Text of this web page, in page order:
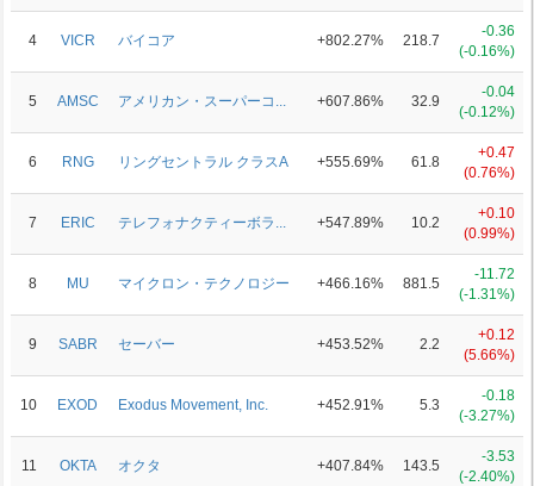
4 VICR バイコア +802.27% 218.7
-0.36
(-0.16%)
5 AMSC アメリカン・スーパーコ... +607.86% 32.9
-0.04
(-0.12%)
6 RNG リングセントラル クラスA +555.69% 61.8
+0.47
(0.76%)
7 ERIC テレフォナクティーボラ... +547.89% 10.2
+0.10
(0.99%)
8 MU マイクロン・テクノロジー +466.16% 881.5
-11.72
(-1.31%)
9 SABR セーバー +453.52% 2.2
+0.12
(5.66%)
10 EXOD Exodus Movement, Inc. +452.91% 5.3
-0.18
(-3.27%)
11 OKTA オクタ +407.84% 143.5
-3.53
(-2.40%)